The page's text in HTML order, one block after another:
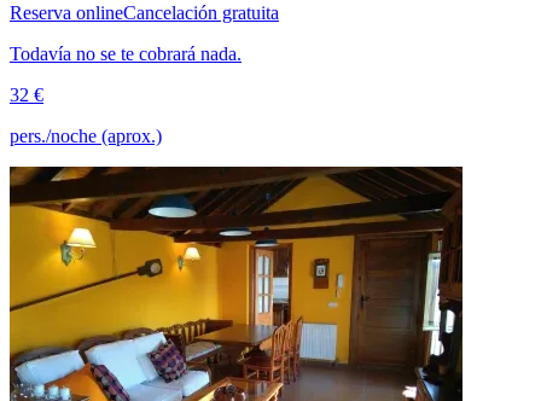
Reserva onlineCancelación gratuita
Todavía no se te cobrará nada.
32 €
pers./noche (aprox.)